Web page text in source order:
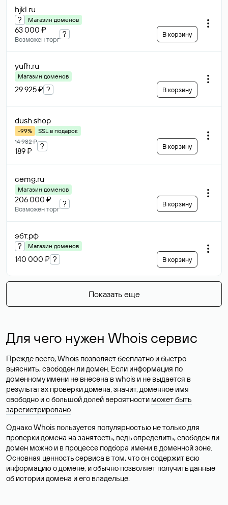
hjkl.ru
? Магазин доменов
63 000 ₽
Возможен торг
? В корзину
yufh.ru
Магазин доменов
29 925 ₽ ? В корзину
dush.shop
-99%
SSL в подарок
14 982 ₽
189 ₽
? В корзину
cemg.ru
Магазин доменов
206 000 ₽
Возможен торг
? В корзину
эбт.рф
? Магазин доменов
140 000 ₽ ? В корзину
Показать еще
Для чего нужен Whois сервис
Прежде всего, Whois позволяет бесплатно и быстро
выяснить, свободен ли домен. Если информация по
доменному имени не внесена в whois и не выдается в
результатах проверки домена, значит, доменное имя
свободно и с большой долей вероятности может быть
зарегистрировано.
Однако Whois пользуется популярностью не только для
проверки домена на занятость, ведь определить, свободен ли
домен можно и в процессе подбора имени в доменной зоне.
Основная ценность сервиса в том, что он содержит всю
информацию о домене, и обычно позволяет получить данные
об истории домена и его владельце.